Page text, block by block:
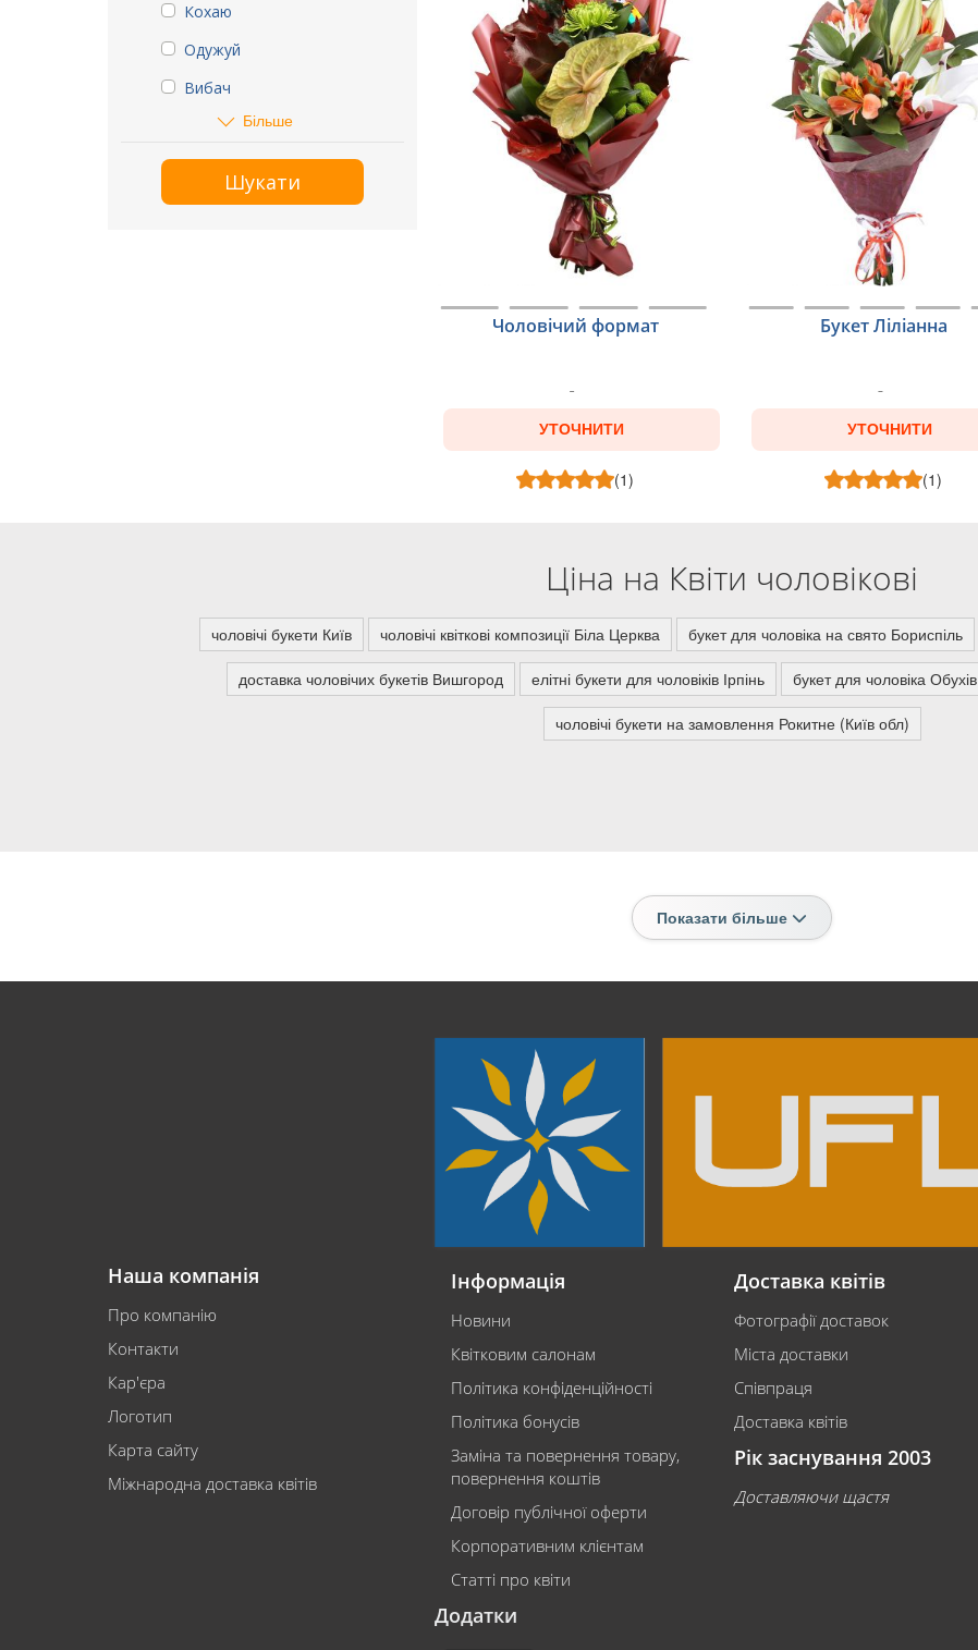
Кохаю
Одужуй
Вибач
Більше
Шукати
Чоловічий формат
УТОЧНИТИ
(1)
Букет Ліліанна
УТОЧНИТИ
(1)
Ціна на Квіти чоловікові
чоловічі букети Київ чоловічі квіткові композиції Біла Церква букет для чоловіка на свято Бориспіль
доставка чоловічих букетів Вишгород елітні букети для чоловіків Ірпінь букет для чоловіка Обухів
чоловічі букети на замовлення Рокитне (Київ обл)
Показати більше
Наша компанія
Про компанію
Контакти
Кар'єра
Логотип
Карта сайту
Міжнародна доставка квітів
Інформація
Новини
Квітковим салонам
Політика конфіденційності
Політика бонусів
Заміна та повернення товару,
повернення коштів
Договір публічної оферти
Корпоративним клієнтам
Статті про квіти
Додатки
Доставка квітів
Фотографії доставок
Міста доставки
Співпраця
Доставка квітів
Рік заснування 2003
Доставляючи щастя